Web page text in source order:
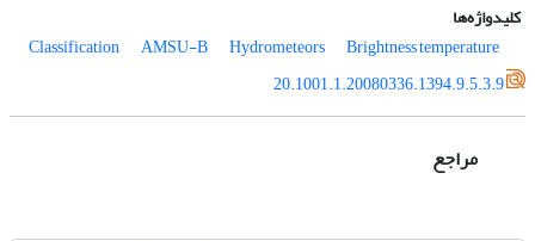
کلیدواژه‌ها
Classification
AMSU-B Hydrometeors
Brightness temperature
20.1001.1.20080336.1394.9.5.3.9
مراجع